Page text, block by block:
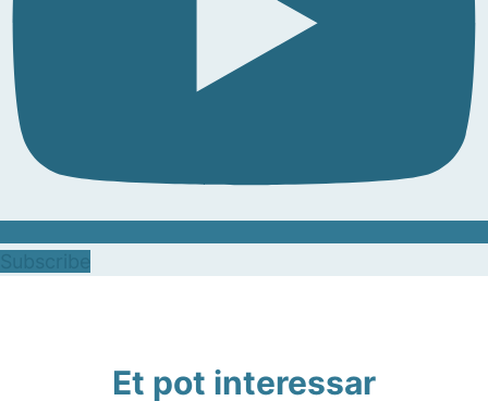
Et pot interessar